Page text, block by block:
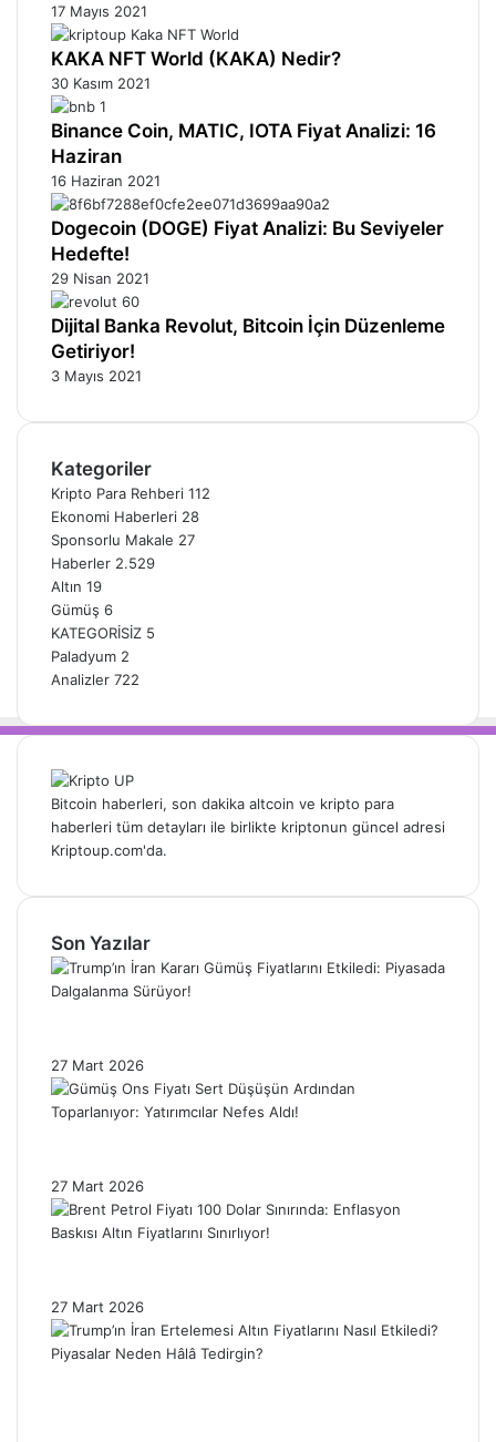
17 Mayıs 2021
KAKA NFT World (KAKA) Nedir?
30 Kasım 2021
Binance Coin, MATIC, IOTA Fiyat Analizi: 16
Haziran
16 Haziran 2021
Dogecoin (DOGE) Fiyat Analizi: Bu Seviyeler
Hedefte!
29 Nisan 2021
Dijital Banka Revolut, Bitcoin İçin Düzenleme
Getiriyor!
3 Mayıs 2021
Kategoriler
Kripto Para Rehberi 112
Ekonomi Haberleri 28
Sponsorlu Makale 27
Haberler 2.529
Altın 19
Gümüş 6
KATEGORİSİZ 5
Paladyum 2
Analizler 722
Bitcoin haberleri, son dakika altcoin ve kripto para
haberleri tüm detayları ile birlikte kriptonun güncel adresi
Kriptoup.com'da.
Son Yazılar
27 Mart 2026
27 Mart 2026
27 Mart 2026